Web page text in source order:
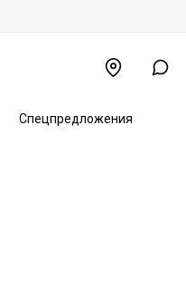
Спецпредложения